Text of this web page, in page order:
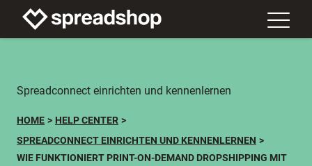
Spreadconnect einrichten und kennenlernen
HOME
HELP CENTER
SPREADCONNECT EINRICHTEN UND KENNENLERNEN
WIE FUNKTIONIERT PRINT-ON-DEMAND DROPSHIPPING MIT